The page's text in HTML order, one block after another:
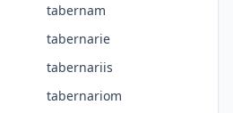
tabernam
tabernarie
tabernariis
tabernariom